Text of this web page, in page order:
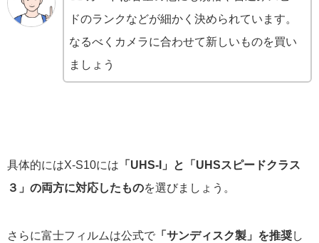
ドのランクなどが細かく決められています。
なるべくカメラに合わせて新しいものを買い
ましょう
具体的にはX-S10には 「UHS-I」と「UHSスピードクラス
３」の両方に対応したものを選びましょう。
さらに富士フィルムは公式で 「サンディスク製」を推奨し